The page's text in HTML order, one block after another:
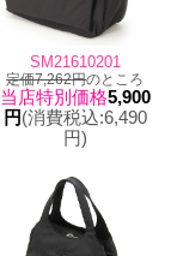
SM21610201
定価7,262円のところ
当店特別価格5,900
円(消費税込:6,490
円)